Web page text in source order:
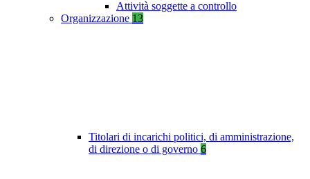
Attività soggette a controllo
Organizzazione 13
Titolari di incarichi politici, di amministrazione,
di direzione o di governo 6